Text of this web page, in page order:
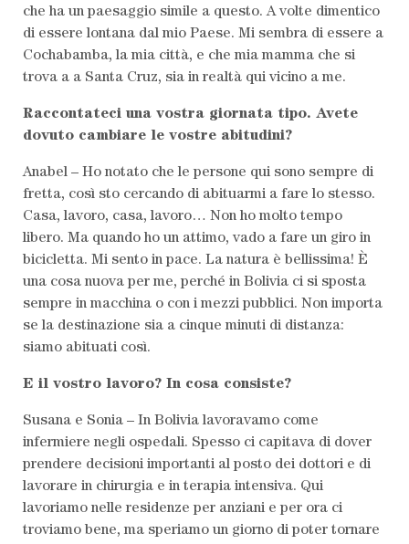
che ha un paesaggio simile a questo. A volte dimentico
di essere lontana dal mio Paese. Mi sembra di essere a
Cochabamba, la mia città, e che mia mamma che si
trova a a Santa Cruz, sia in realtà qui vicino a me.
Raccontateci una vostra giornata tipo. Avete
dovuto cambiare le vostre abitudini?
Anabel – Ho notato che le persone qui sono sempre di
fretta, così sto cercando di abituarmi a fare lo stesso.
Casa, lavoro, casa, lavoro… Non ho molto tempo
libero. Ma quando ho un attimo, vado a fare un giro in
bicicletta. Mi sento in pace. La natura è bellissima! È
una cosa nuova per me, perché in Bolivia ci si sposta
sempre in macchina o con i mezzi pubblici. Non importa
se la destinazione sia a cinque minuti di distanza:
siamo abituati così.
E il vostro lavoro? In cosa consiste?
Susana e Sonia – In Bolivia lavoravamo come
infermiere negli ospedali. Spesso ci capitava di dover
prendere decisioni importanti al posto dei dottori e di
lavorare in chirurgia e in terapia intensiva. Qui
lavoriamo nelle residenze per anziani e per ora ci
troviamo bene, ma speriamo un giorno di poter tornare